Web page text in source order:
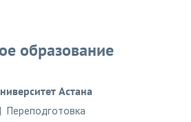
образование
Астана
Переподготовка